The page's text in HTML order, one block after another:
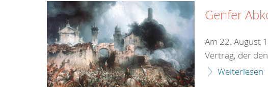
Genfer
Am 22. August
Vertrag, der
Weiterlesen